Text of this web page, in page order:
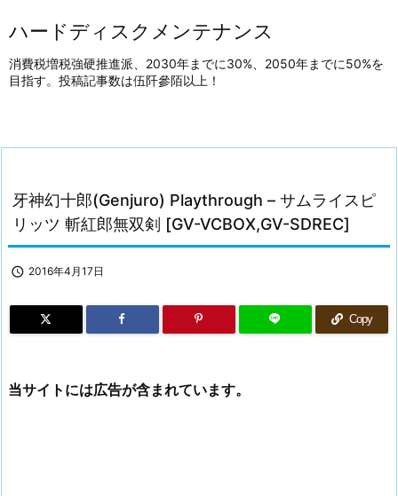
ハードディスクメンテナンス
消費税増税強硬推進派、2030年までに30%、2050年までに50%を
目指す。投稿記事数は伍阡參陌以上！
牙神幻十郎(Genjuro) Playthrough – サムライスピ
リッツ 斬紅郎無双剣 [GV-VCBOX,GV-SDREC]
 2016年4月17日
Copy
当サイトには広告が含まれています。